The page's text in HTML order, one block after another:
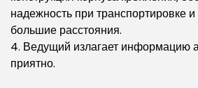
надежность при транспортировке
большие расстояния.
4. Ведущий излагает информацию
приятно.